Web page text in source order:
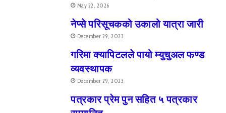
May 22, 2026
नेप्से परिसूचकको उकालो यात्रा जारी
December 29, 2023
गरिमा क्यापिटलले पायो म्युचुअल फण्ड
व्यवस्थापक
December 29, 2023
पत्रकार प्रेम पुन सहित ५ पत्रकार